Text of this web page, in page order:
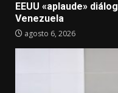
EEUU «aplaude»
Venezuela
agosto 6, 2026